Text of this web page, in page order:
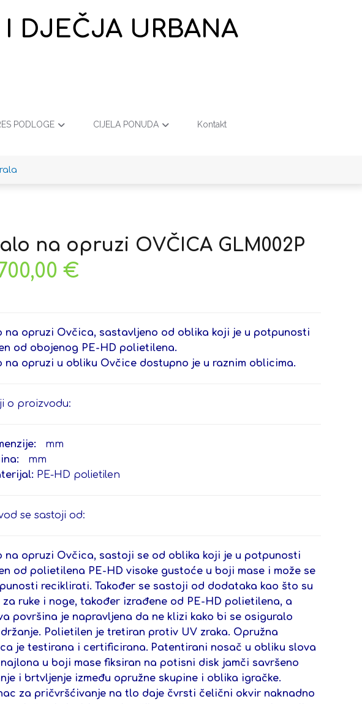
DJEČJA URBANA
PODLOGE CIJELA PONUDA Kontakt
na opruzi OVČICA GLM002P
€
na opruzi Ovčica, sastavljeno od oblika koji je u potpunosti
od obojenog PE-HD polietilena.
na opruzi u obliku Ovčice dostupno je u raznim oblicima.
o proizvodu:
mm
mm
PE-HD polietilen
se sastoji od:
na opruzi Ovčica, sastoji se od oblika koji je u potpunosti
od polietilena PE-HD visoke gustoće u boji mase i može se
reciklirati. Također se sastoji od dodataka kao što su
za ruke i noge, također izrađene od PE-HD polietilena, a
površina je napravljena da ne klizi kako bi se osiguralo
Polietilen je tretiran protiv UV zraka. Opružna
je testirana i certificirana. Patentirani nosač u obliku slova
u boji mase fiksiran na potisni disk jamči savršeno
i brtvljenje između opružne skupine i oblika igračke.
za pričvršćivanje na tlo daje čvrsti čelični okvir naknadno